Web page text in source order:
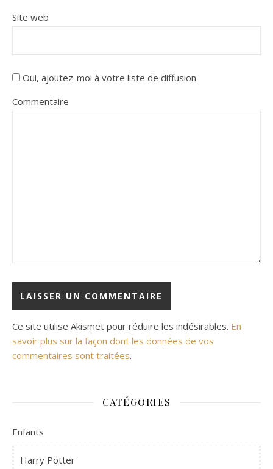
Site web
Oui, ajoutez-moi à votre liste de diffusion
Commentaire
Ce site utilise Akismet pour réduire les indésirables. En
savoir plus sur la façon dont les données de vos
commentaires sont traitées.
CATÉGORIES
Enfants
Harry Potter